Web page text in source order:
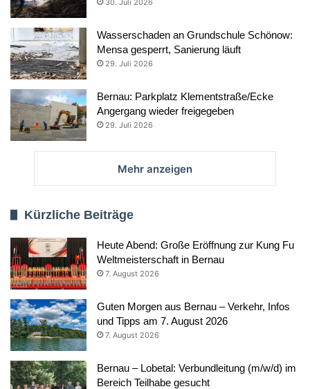
Wasserschaden an Grundschule Schönow:
Mensa gesperrt, Sanierung läuft
29. Juli 2026
Bernau: Parkplatz Klementstraße/Ecke
Angergang wieder freigegeben
29. Juli 2026
Mehr anzeigen
Kürzliche Beiträge
Heute Abend: Große Eröffnung zur Kung Fu
Weltmeisterschaft in Bernau
7. August 2026
Guten Morgen aus Bernau – Verkehr, Infos
und Tipps am 7. August 2026
7. August 2026
Bernau – Lobetal: Verbundleitung (m/w/d) im
Bereich Teilhabe gesucht